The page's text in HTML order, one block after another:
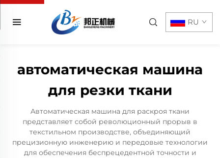
RU
автоматическая машина
для резки ткани
Автоматическая машина для раскроя ткани
представляет собой революционный прорыв в
текстильном производстве, объединяющий
прецизионную инженерию и передовые технологии
для обеспечения беспрецедентной точности и